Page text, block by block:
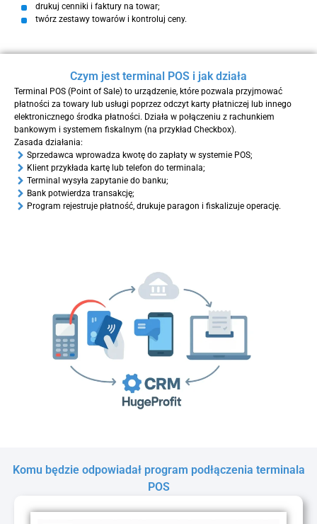
drukuj cenniki i faktury na towar;
twórz zestawy towarów i kontroluj ceny.
Czym jest terminal POS i jak działa
Terminal POS (Point of Sale) to urządzenie, które pozwala przyjmować
płatności za towary lub usługi poprzez odczyt karty płatniczej lub innego
elektronicznego środka płatności. Działa w połączeniu z rachunkiem
bankowym i systemem fiskalnym (na przykład Checkbox).
Zasada działania:
Sprzedawca wprowadza kwotę do zapłaty w systemie POS;
Klient przykłada kartę lub telefon do terminala;
Terminal wysyła zapytanie do banku;
Bank potwierdza transakcję;
Program rejestruje płatność, drukuje paragon i fiskalizuje operację.
Komu będzie odpowiadał program podłączenia terminala
POS